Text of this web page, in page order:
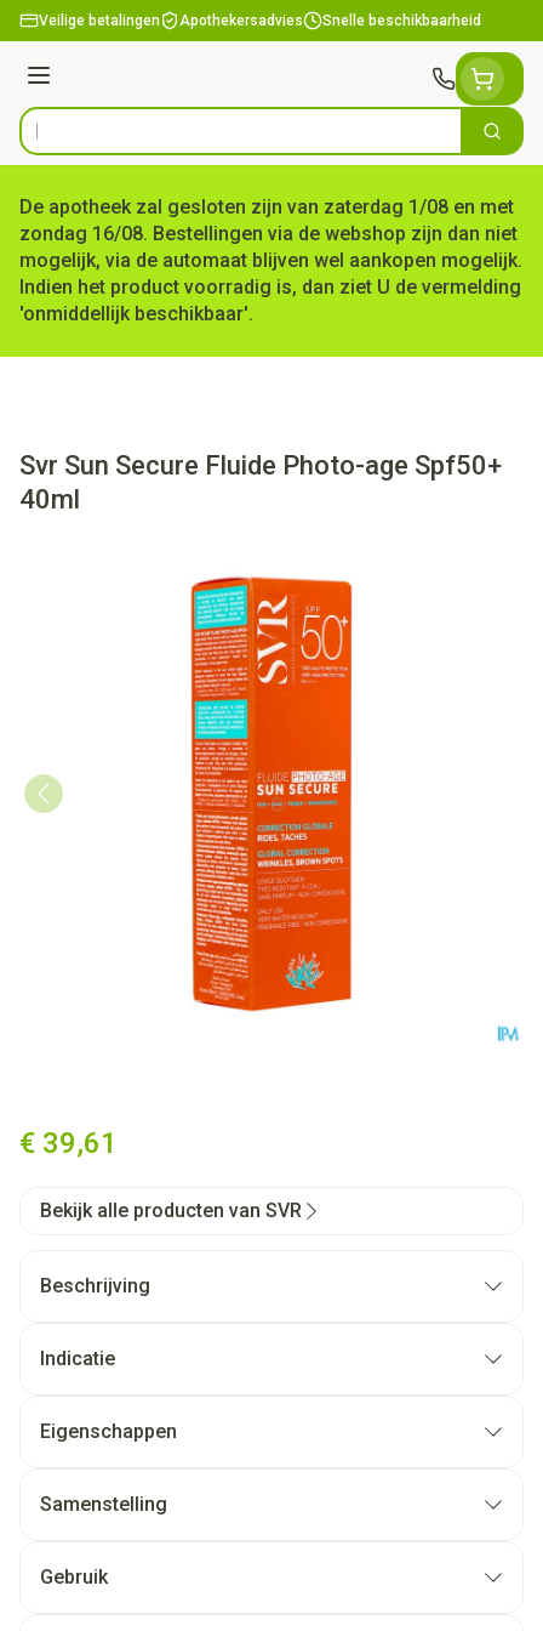
Ga naar de inhoud
Veilige betalingen Apothekersadvies Snelle beschikbaarheid
Menu
Product, merk, categorie... Zoek
De apotheek zal gesloten zijn van zaterdag 1/08 en met
zondag 16/08. Bestellingen via de webshop zijn dan niet
mogelijk, via de automaat blijven wel aankopen mogelijk.
Indien het product voorradig is, dan ziet U de vermelding
'onmiddellijk beschikbaar'.
Svr Sun Secure Fluide Photo-age Spf50+
40ml
€ 39,61
Bekijk alle producten van SVR
Beschrijving
Indicatie
Eigenschappen
Samenstelling
Gebruik